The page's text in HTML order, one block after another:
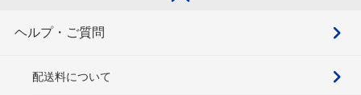
ヘルプ・ご質問
配送料について